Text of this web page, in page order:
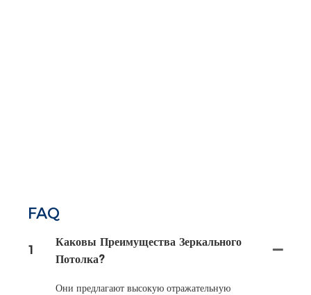
FAQ
1
Каковы Преимущества Зеркального
Потолка?
Они предлагают высокую отражательную